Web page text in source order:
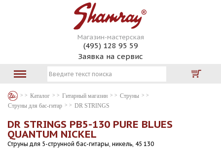
Магазин-мастерская
(495) 128 95 59
Заявка на сервис
Каталог Гитарный магазин
Струны
Струны для бас-гитар
DR STRINGS
DR STRINGS PB5-130 PURE BLUES
QUANTUM NICKEL
Струны для 5-струнной бас-гитары, никель, 45 130